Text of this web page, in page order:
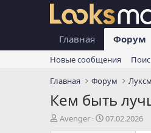
Главная Форум
Новые сообщения
Главная
Форум
Кем быть
А
Avenger
Д
07.02.2026